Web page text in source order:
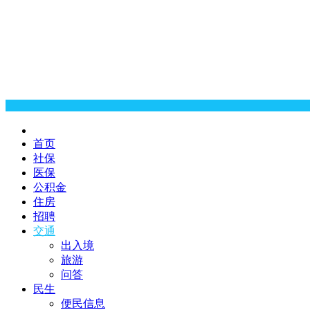
首页
社保
医保
公积金
住房
招聘
交通
出入境
旅游
问答
民生
便民信息